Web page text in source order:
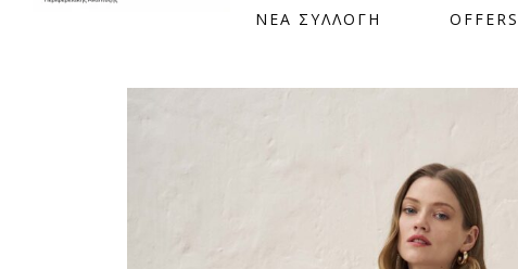
ΝΕΑ ΣΥΛΛΟΓΗ OFFERS